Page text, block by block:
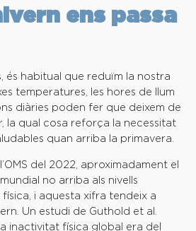
ens passa
és habitual que reduïm la nostra
temperatures, les hores de llum
diàries poden fer que deixem de
la qual cosa reforça la necessitat
quan arriba la primavera.
del 2022, aproximadament el
no arriba als nivells
i aquesta xifra tendeix a
Un estudi de Guthold et al.
inactivitat física global era del